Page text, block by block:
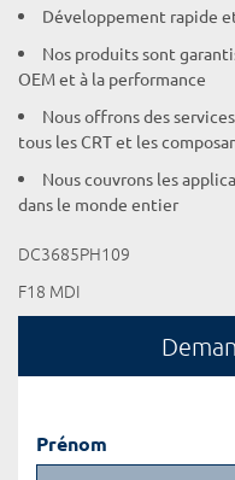
Développement rapide
Nos produits sont
OEM et à la performance
Nous offrons des
tous les CRT et les
Nous couvrons les
dans le monde entier
DC3685PH109
F18 MDI
Prénom